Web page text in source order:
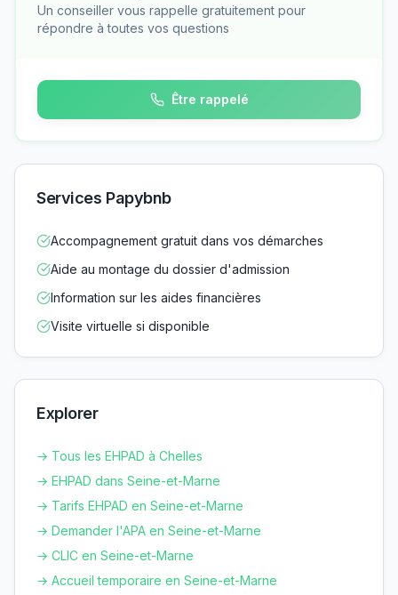
Un conseiller vous rappelle gratuitement pour
répondre à toutes vos questions
Être rappelé
Services Papybnb
Accompagnement gratuit dans vos démarches
Aide au montage du dossier d'admission
Information sur les aides financières
Visite virtuelle si disponible
Explorer
→ Tous les EHPAD à Chelles
→ EHPAD dans Seine-et-Marne
→ Tarifs EHPAD en Seine-et-Marne
→ Demander l'APA en Seine-et-Marne
→ CLIC en Seine-et-Marne
→ Accueil temporaire en Seine-et-Marne